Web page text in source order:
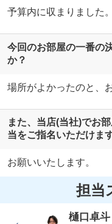
予算内に収まりました。
今回のお部屋の一番の
か？
場所がよかったのと、
また、当店(当社)でお
当をご指名いただけま
お願いいたします。
担当
樋口卓斗